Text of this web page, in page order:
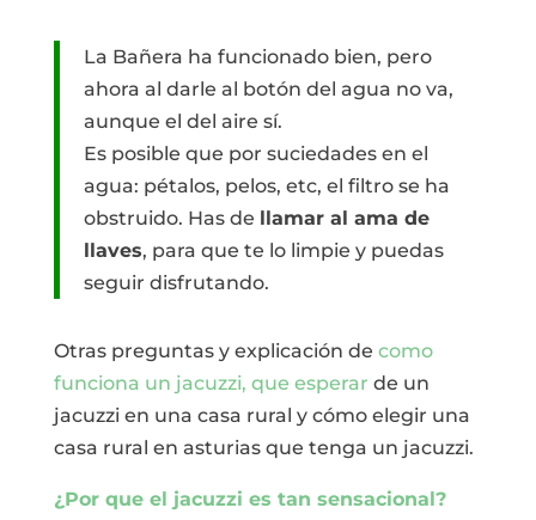
La Bañera ha funcionado bien, pero
ahora al darle al botón del agua no va,
aunque el del aire sí.
Es posible que por suciedades en el
agua: pétalos, pelos, etc, el filtro se ha
obstruido. Has de llamar al ama de
llaves, para que te lo limpie y puedas
seguir disfrutando.
Otras preguntas y explicación de como
funciona un jacuzzi, que esperar de un
jacuzzi en una casa rural y cómo elegir una
casa rural en asturias que tenga un jacuzzi.
¿Por que el jacuzzi es tan sensacional?